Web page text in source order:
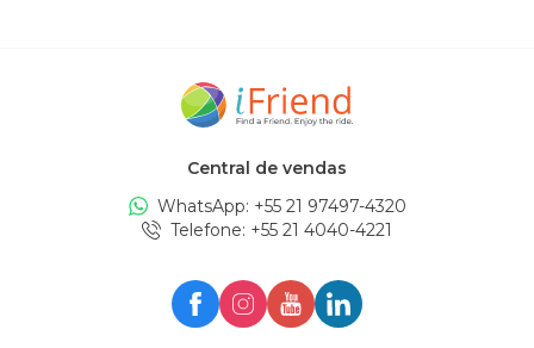
Central de vendas
WhatsApp: +55 21 97497-4320
Telefone: +55 21 4040-4221